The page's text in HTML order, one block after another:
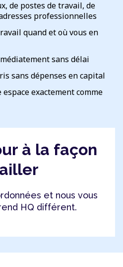
de postes de travail, de
professionnelles
quand et où vous en
sans délai
sans dépenses en capital
exactement comme
à la façon
et nous vous
HQ différent.